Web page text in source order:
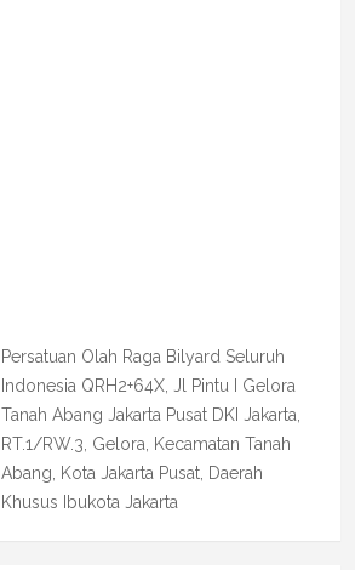
Persatuan Olah Raga Bilyard Seluruh
Indonesia QRH2+64X, Jl Pintu I Gelora
Tanah Abang Jakarta Pusat DKI Jakarta,
RT.1/RW.3, Gelora, Kecamatan Tanah
Abang, Kota Jakarta Pusat, Daerah
Khusus Ibukota Jakarta